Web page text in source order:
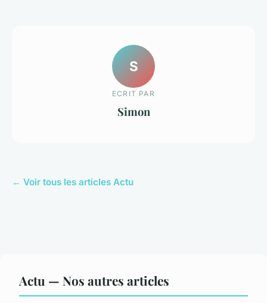
S
ECRIT PAR
Simon
← Voir tous les articles Actu
Actu — Nos autres articles